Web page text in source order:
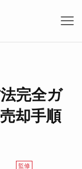
取ニュース
完全ガ
却手順
監修